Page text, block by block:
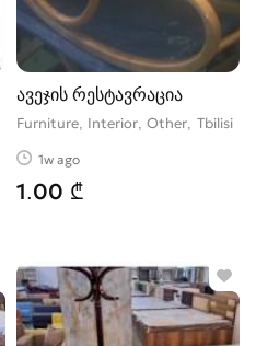
ავეჯის რესტავრაცია
Furniture, Interior, Other Tbilisi
1w ago
1.00 ₾